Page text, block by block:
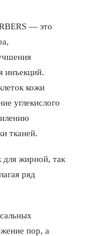
— это
инъекций.
кожи
углекислого
тканей.
для жирной, так
ряд
пор, а